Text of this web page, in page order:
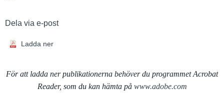
Dela via e-post
Ladda ner
För att ladda ner publikationerna behöver du programmet Acrobat
Reader, som du kan hämta på www.adobe.com